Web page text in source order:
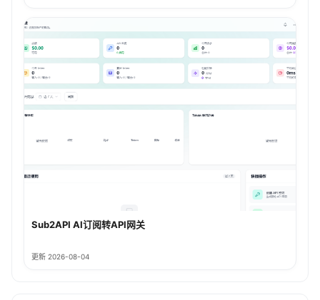
Sub2API AI订阅转API网关
更新 2026-08-04